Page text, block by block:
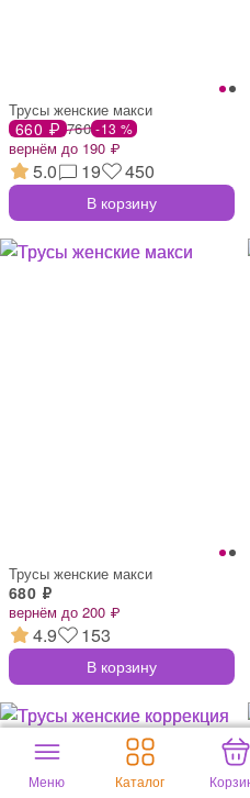
Трусы женские макси
660 ₽ 760 -13 %
вернём до 190 ₽
5.0 19 450
В корзину
Трусы женские макси
680 ₽
вернём до 200 ₽
4.9 153
В корзину
Меню Каталог